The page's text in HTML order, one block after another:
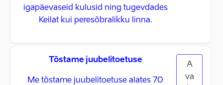
igapäevaseid kulusid ning tugevdades
Keilat kui peresõbralikku linna.
Tõstame juubelitoetuse
Me tõstame juubelitoetuse alates 70
A
va